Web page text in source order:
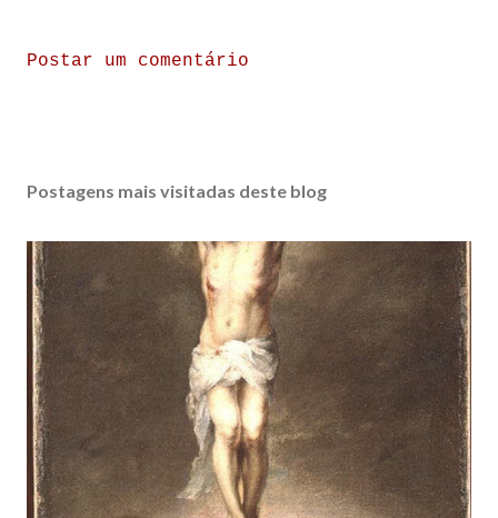
Postar um comentário
Postagens mais visitadas deste blog